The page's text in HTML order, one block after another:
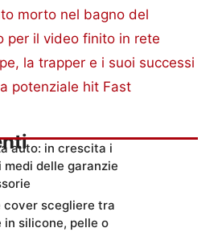
morto nel bagno del
per il video finito in rete
la trapper e i suoi successi
potenziale hit Fast
auto: in crescita i
medi delle garanzie
cover scegliere tra
in silicone, pelle o